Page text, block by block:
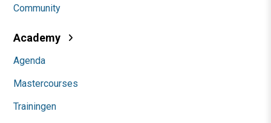
Community
Academy
Agenda
Mastercourses
Trainingen